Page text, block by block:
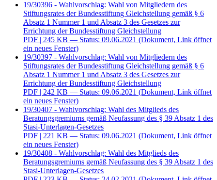
19/30396 - Wahlvorschlag: Wahl von Mitgliedern des
Stiftungsrates der Bundesstiftung Gleichstellung gemäß § 6
Absatz 1 Nummer 1 und Absatz 3 des Gesetzes zur
Errichtung der Bundesstiftung Gleichstellung
PDF | 245 KB — Status: 09.06.2021 (Dokument, Link öffnet
ein neues Fenster)
19/30397 - Wahlvorschlag: Wahl von Mitgliedern des
Stiftungsrates der Bundesstiftung Gleichstellung gemäß § 6
Absatz 1 Nummer 1 und Absatz 3 des Gesetzes zur
Errichtung der Bundesstiftung Gleichstellung
PDF | 242 KB — Status: 09.06.2021 (Dokument, Link öffnet
ein neues Fenster)
19/30407 - Wahlvorschlag: Wahl des Mitglieds des
Beratungsgremiums gemäß Neufassung des § 39 Absatz 1 des
Stasi-Unterlagen-Gesetzes
PDF | 221 KB — Status: 09.06.2021 (Dokument, Link öffnet
ein neues Fenster)
19/30408 - Wahlvorschlag: Wahl des Mitglieds des
Beratungsgremiums gemäß Neufassung des § 39 Absatz 1 des
Stasi-Unterlagen-Gesetzes